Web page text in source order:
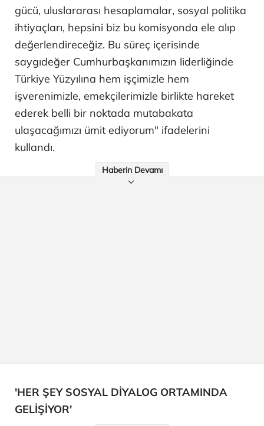
gücü, uluslararası hesaplamalar, sosyal politika
ihtiyaçları, hepsini biz bu komisyonda ele alıp
değerlendireceğiz. Bu süreç içerisinde
saygıdeğer Cumhurbaşkanımızın liderliğinde
Türkiye Yüzyılına hem işçimizle hem
işverenimizle, emekçilerimizle birlikte hareket
ederek belli bir noktada mutabakata
ulaşacağımızı ümit ediyorum" ifadelerini
kullandı.
Haberin Devamı
'HER ŞEY SOSYAL DİYALOG ORTAMINDA
GELİŞİYOR'